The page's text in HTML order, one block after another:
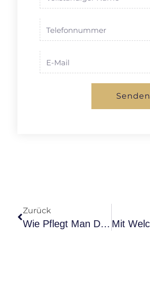
Senden
Zurück
Wie Pflegt Man Das Fell Eines Cavalier King Charles Spaniels Richtig?